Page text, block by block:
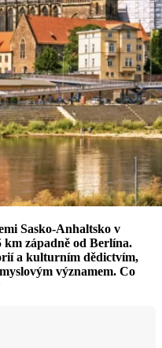
Sasko-Anhaltsko v
km západně od Berlína.
a kulturním dědictvím,
významem. Co